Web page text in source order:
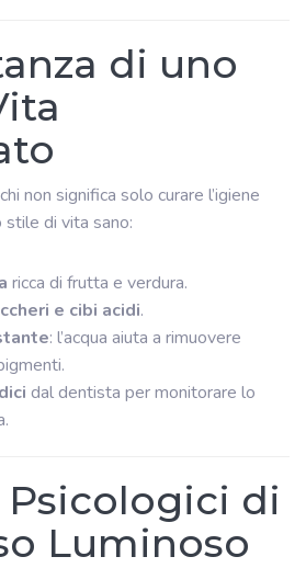
di uno
non significa solo curare l’igiene
di vita sano:
ricca di frutta e verdura.
e cibi acidi.
: l’acqua aiuta a rimuovere
dal dentista per monitorare lo
di
Luminoso